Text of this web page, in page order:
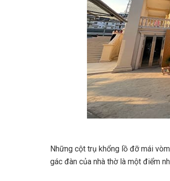
Những cột trụ khổng lồ đỡ mái
gác đàn của nhà thờ là một điểm